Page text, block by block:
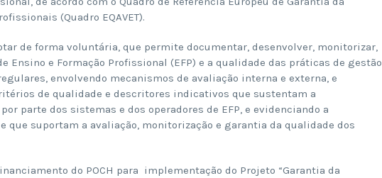
(Quadro EQAVET).
de forma voluntária, que permite documentar, desenvolver, monitorizar,
Ensino e Formação Profissional (EFP) e a qualidade das práticas de gestão,
envolvendo mecanismos de avaliação interna e externa, e
de qualidade e descritores indicativos que sustentam a
parte dos sistemas e dos operadores de EFP, e evidenciando a
suportam a avaliação, monitorização e garantia da qualidade dos
do POCH para implementação do Projeto “Garantia da